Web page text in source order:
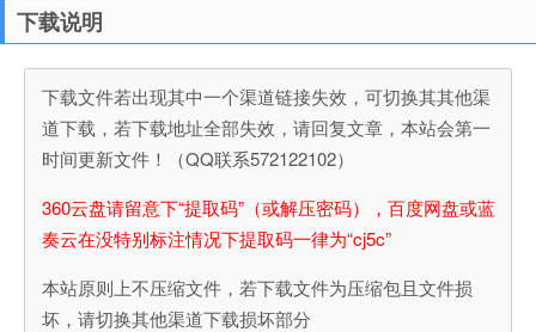
下载说明
下载文件若出现其中一个渠道链接失效，可切换其其他渠
道下载，若下载地址全部失效，请回复文章，本站会第一
时间更新文件！（QQ联系572122102）
360云盘请留意下“提取码”（或解压密码），百度网盘或蓝
奏云在没特别标注情况下提取码一律为“cj5c”
本站原则上不压缩文件，若下载文件为压缩包且文件损
坏，请切换其他渠道下载损坏部分